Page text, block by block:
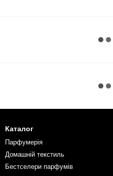
Каталог
Парфумерія
Домашній текстиль
Бестселери парфумів